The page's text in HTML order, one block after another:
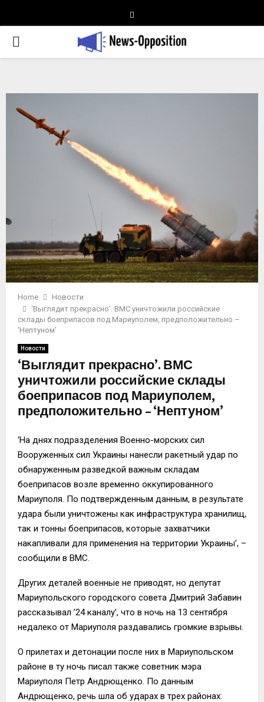
PRIMARY
Home
Новости
‘Выглядит прекрасно’. ВМС уничтожили российские
склады боеприпасов под Мариуполем, предположительно –
‘Нептуном’
Новости
‘Выглядит прекрасно’. ВМС
уничтожили российские склады
боеприпасов под Мариуполем,
предположительно – ‘Нептуном’
‘На днях подразделения Военно-морских сил
Вооруженных сил Украины нанесли ракетный удар по
обнаруженным разведкой важным складам
боеприпасов возле временно оккупированного
Мариуполя. По подтвержденным данным, в результате
удара были уничтожены как инфраструктура хранилищ,
так и тонны боеприпасов, которые захватчики
накапливали для применения на территории Украины’, –
сообщили в ВМС.
Других деталей военные не приводят, но депутат
Мариупольского городского совета Дмитрий Забавин
рассказывал ’24 каналу’, что в ночь на 13 сентября
недалеко от Мариуполя раздавались громкие взрывы.
О прилетах и детонации после них в Мариупольском
районе в ту ночь писал также советник мэра
Мариуполя Петр Андрющенко. По данным
Андрющенко, речь шла об ударах в трех районах: